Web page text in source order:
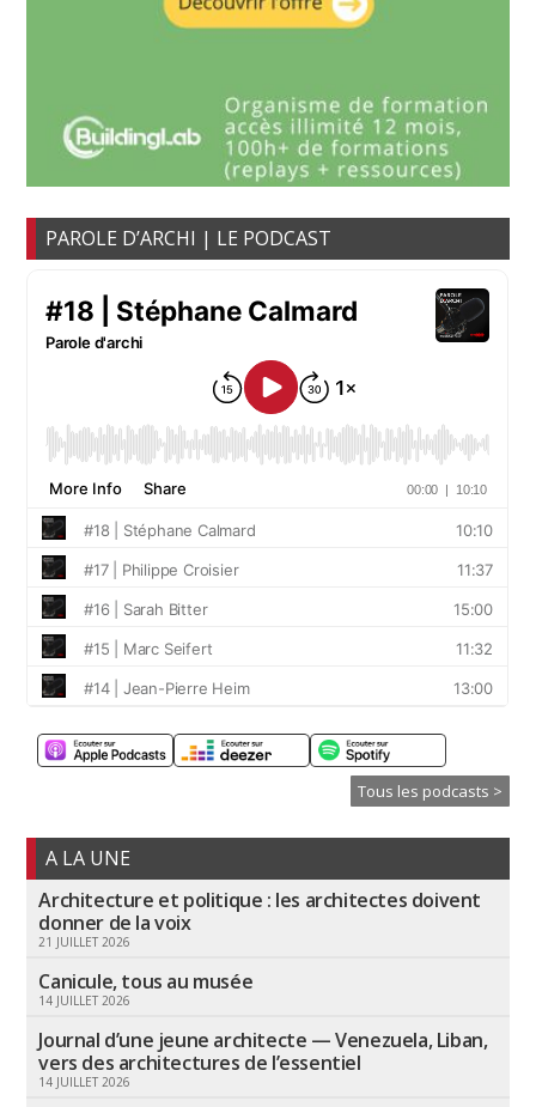
PAROLE D’ARCHI | LE PODCAST
Tous les podcasts >
A LA UNE
Architecture et politique : les architectes doivent
donner de la voix
21 JUILLET 2026
Canicule, tous au musée
14 JUILLET 2026
Journal d’une jeune architecte — Venezuela, Liban,
vers des architectures de l’essentiel
14 JUILLET 2026